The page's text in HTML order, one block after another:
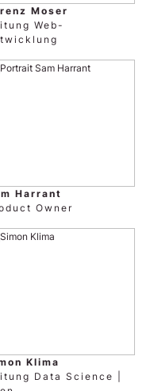
Moser
Web-
Harrant
Owner
Klima
Data Science |